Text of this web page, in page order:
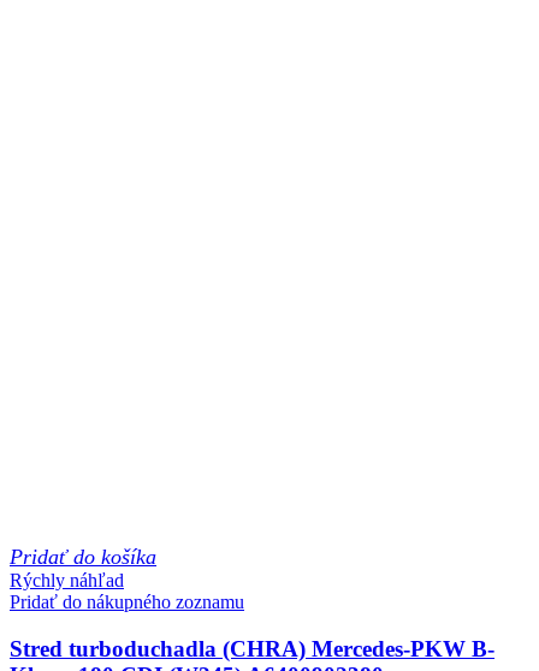
Pridať do košíka
Rýchly náhľad
Pridať do nákupného zoznamu
Stred turboduchadla (CHRA) Mercedes-PKW B-